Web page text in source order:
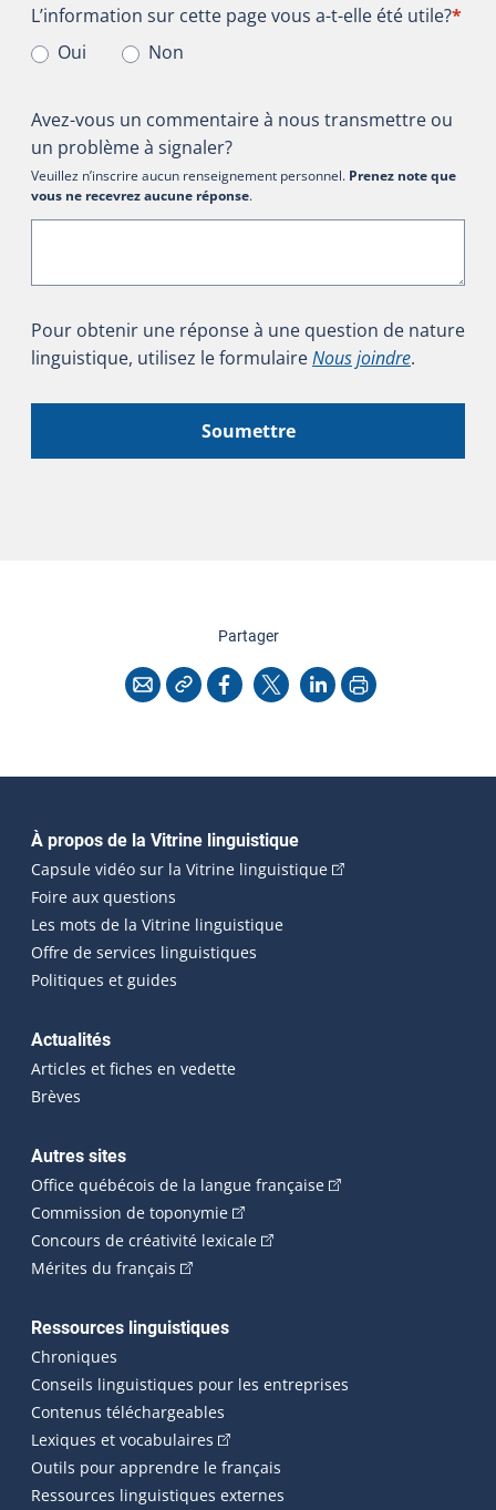
L’information sur cette page vous a-t-elle été utile?
L’information sur cette page vous a-t-elle été utile?*
Oui
Non
Avez-vous un commentaire à nous transmettre ou
un problème à signaler?
Veuillez n’inscrire aucun renseignement personnel. Prenez note que
vous ne recevrez aucune réponse.
Pour obtenir une réponse à une question de nature
linguistique, utilisez le formulaireNous joindre.
Soumettre
Partagercette page
CourrielCopier l'adresse
Facebook
X LinkedInImprimer
Navigation principale
À propos de la Vitrine linguistique
Capsule vidéo sur la Vitrine linguistique(Cet hyperlien
Foire aux questions
Les mots de la Vitrine linguistique
Offre de services linguistiques
Politiques et guides
Actualités
Articles et fiches en vedette
Brèves
Autres sites
Office québécois de la langue française(Cet hyperlien
Commission de toponymie(Cet hyperlien externe s'ouvrira
Concours de créativité lexicale(Cet hyperlien externe
Mérites du français (Cet hyperlien externe s'ouvrira dans une
Ressources linguistiques
Chroniques
Conseils linguistiques pour les entreprises
Contenus téléchargeables
Lexiques et vocabulaires (Cet hyperlien externe s'ouvrira
Outils pour apprendre le français
Ressources linguistiques externes